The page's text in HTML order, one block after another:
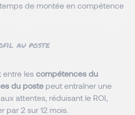
temps de montée en compétence
au poste
entre les compétences du
du poste peut entraîner une
attentes, réduisant le ROI,
par 2 sur 12 mois.